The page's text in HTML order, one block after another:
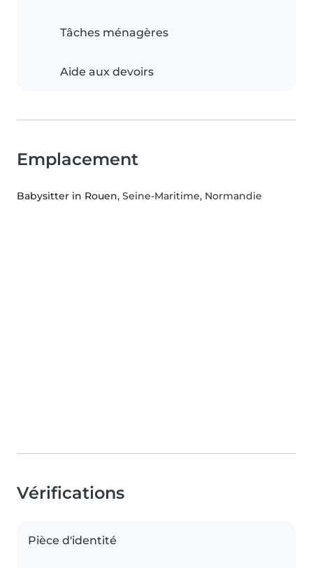
Tâches ménagères
Aide aux devoirs
Emplacement
Babysitter in Rouen, Seine-Maritime, Normandie
Vérifications
Pièce d'identité